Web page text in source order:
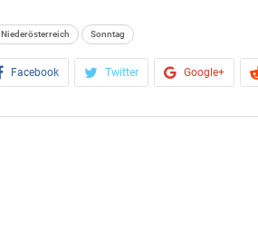
Niederösterreich Sonntag
Facebook Twitter Google+